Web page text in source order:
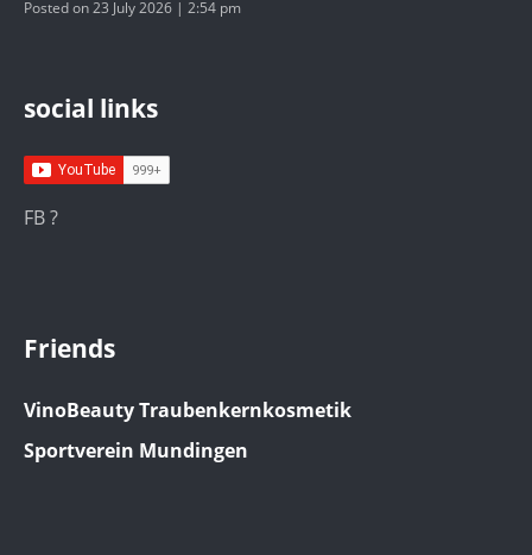
Posted on 23 July 2026 | 2:54 pm
social links
FB ?
Friends
VinoBeauty Traubenkernkosmetik
Sportverein Mundingen